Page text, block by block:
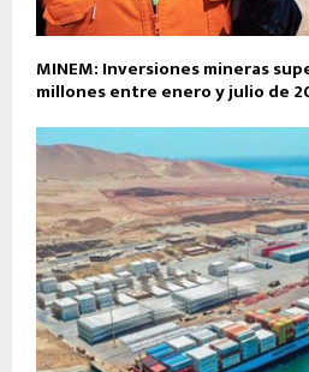
MINEM: Inversiones mineras
millones entre enero y julio de